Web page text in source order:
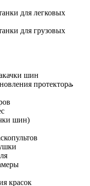
для легковых
для грузовых
шин
протектора
шин)
красок